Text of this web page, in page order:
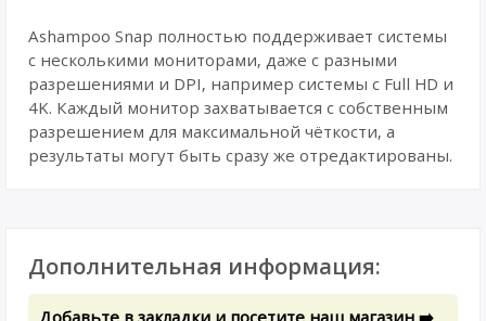
Ashampoo Snap полностью поддерживает системы
с несколькими мониторами, даже с разными
разрешениями и DPI, например системы с Full HD и
4K. Каждый монитор захватывается с собственным
разрешением для максимальной чёткости, а
результаты могут быть сразу же отредактированы.
Дополнительная информация:
Добавьте в закладки и посетите наш магазин ➡️